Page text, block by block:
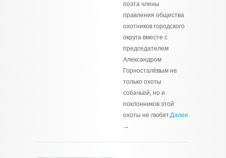
поэта члены
правления общества
охотников городского
округа вместе с
председателем
Александром
Горносталёвым не
только охоты
собачьей, но и
поклонников этой
охоты не любят.Далее
→